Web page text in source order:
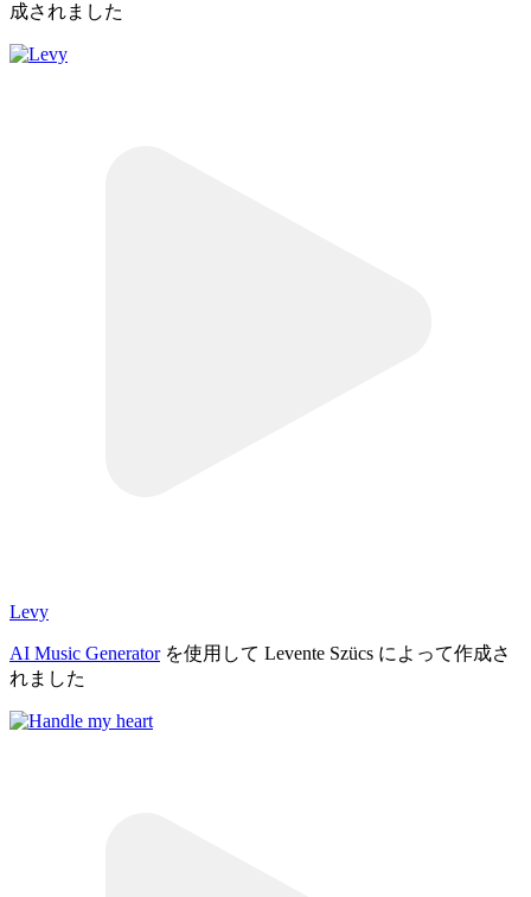
成されました
Levy
AI Music Generatorを使用して Levente Szücs によって作成さ
れました